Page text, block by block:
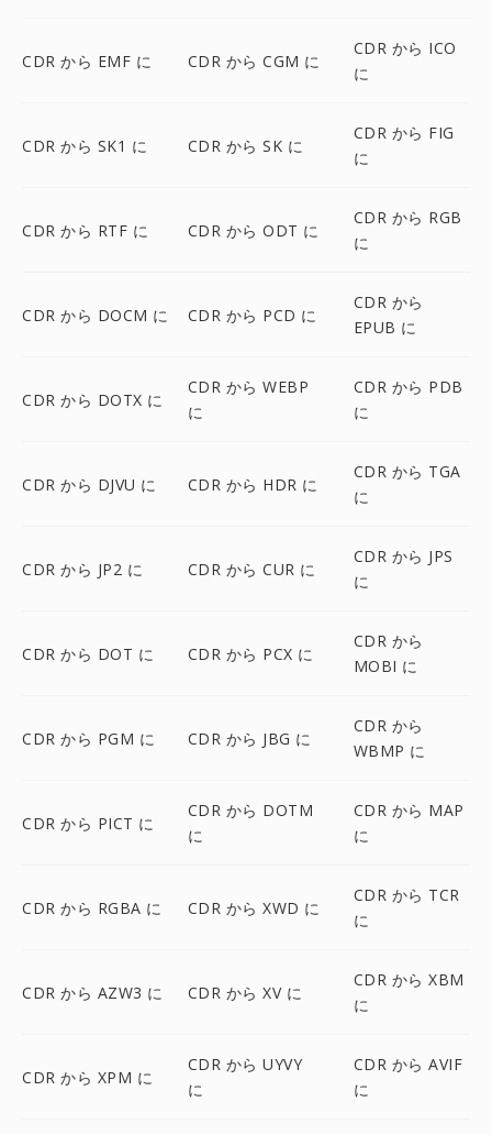
CDR から EMF に CDR から CGM に
CDR から ICO
に
CDR から SK1 に CDR から SK に
CDR から FIG
に
CDR から RTF に CDR から ODT に
CDR から RGB
に
CDR から DOCM に CDR から PCD に
CDR から
EPUB に
CDR から DOTX に
CDR から WEBP
に
CDR から PDB
に
CDR から DJVU に CDR から HDR に
CDR から TGA
に
CDR から JP2 に CDR から CUR に
CDR から JPS
に
CDR から DOT に CDR から PCX に
CDR から
MOBI に
CDR から PGM に CDR から JBG に
CDR から
WBMP に
CDR から PICT に
CDR から DOTM
に
CDR から MAP
に
CDR から RGBA に CDR から XWD に
CDR から TCR
に
CDR から AZW3 に CDR から XV に
CDR から XBM
に
CDR から XPM に
CDR から UYVY
に
CDR から AVIF
に